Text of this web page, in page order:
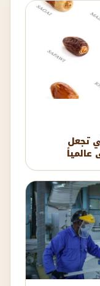
تجعل
عالمياً